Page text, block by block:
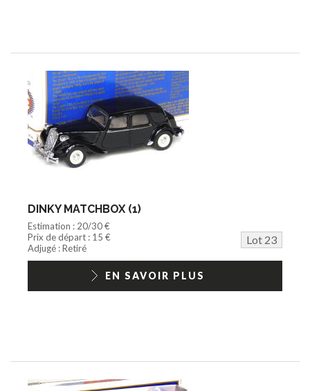
DINKY MATCHBOX (1)
Estimation : 20/30 €
Prix de départ : 15 €
Lot 23
Adjugé : Retiré
EN SAVOIR PLUS